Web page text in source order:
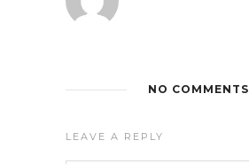
NO COMMENTS
LEAVE A REPLY